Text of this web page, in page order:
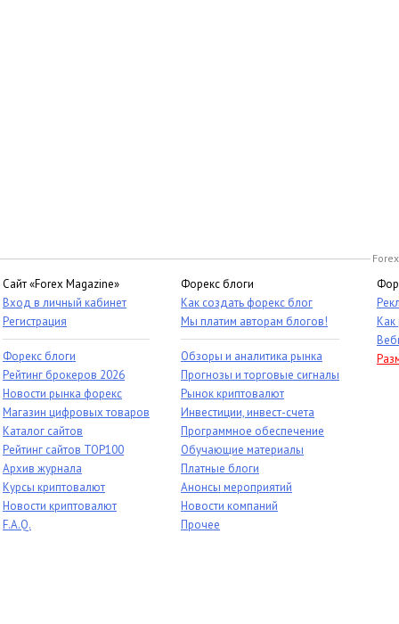
Сайт «Forex Magazine»
Вход в личный кабинет
Регистрация
Форекс блоги
Рейтинг брокеров 2026
Новости рынка форекс
Магазин цифровых товаров
Каталог сайтов
Рейтинг сайтов TOP100
Архив журнала
Курсы криптовалют
Новости криптовалют
F.A.Q.
Форекс блоги
Как создать форекс блог
Мы платим авторам блогов!
Обзоры и аналитика рынка
Прогнозы и торговые сигналы
Рынок криптовалют
Инвестиции, инвест-счета
Программное обеспечение
Обучающие материалы
Платные блоги
Анонсы мероприятий
Новости компаний
Прочее
Как